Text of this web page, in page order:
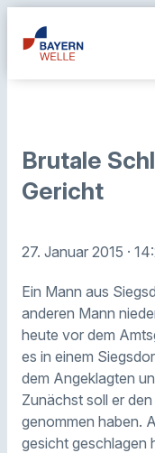
Brutale
Gericht
27. Januar 2015 ·
Ein Mann aus
anderen Mann
heute vor dem
es in einem
dem Angeklagten
Zunächst soll er
genommen haben.
gesicht geschlagen